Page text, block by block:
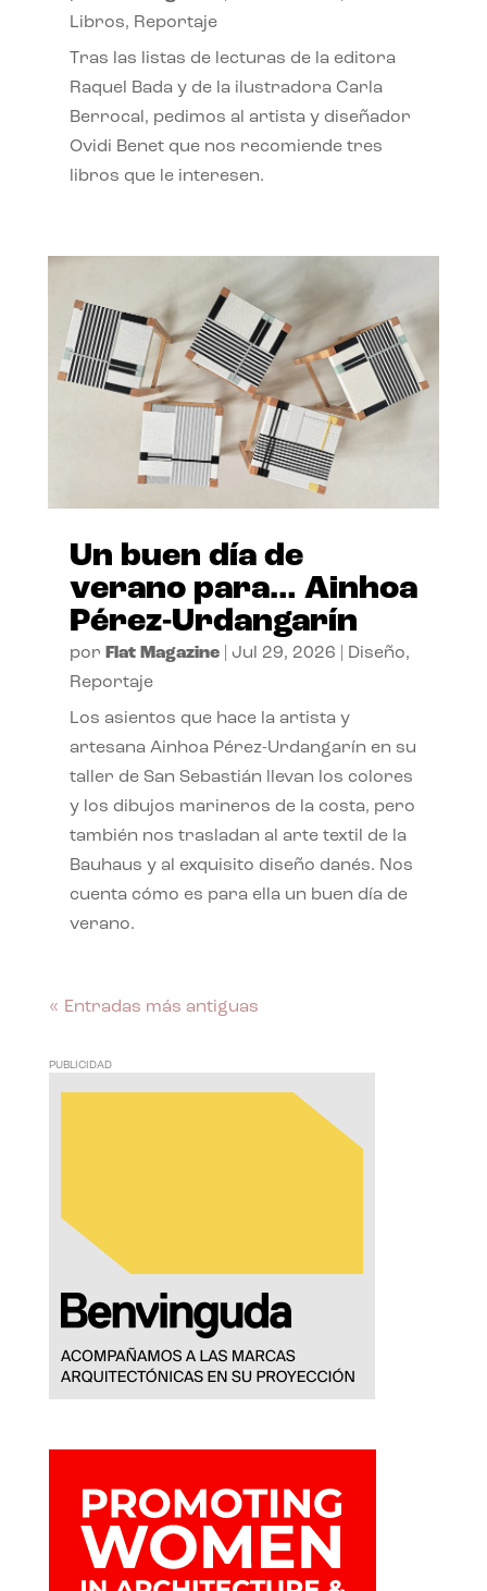
Libros, Reportaje
Tras las listas de lecturas de la editora
Raquel Bada y de la ilustradora Carla
Berrocal, pedimos al artista y diseñador
Ovidi Benet que nos recomiende tres
libros que le interesen.
Un buen día de
verano para… Ainhoa
Pérez-Urdangarín
por Flat Magazine| Jul 29, 2026 Diseño,
Reportaje
Los asientos que hace la artista y
artesana Ainhoa Pérez-Urdangarín en su
taller de San Sebastián llevan los colores
y los dibujos marineros de la costa, pero
también nos trasladan al arte textil de la
Bauhaus y al exquisito diseño danés. Nos
cuenta cómo es para ella un buen día de
verano.
« Entradas más antiguas
PUBLICIDAD